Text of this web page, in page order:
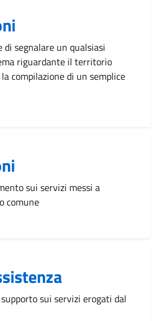
di segnalare un qualsiasi
riguardante il territorio
compilazione di un semplice
sui servizi messi a
comune
sui servizi erogati dal